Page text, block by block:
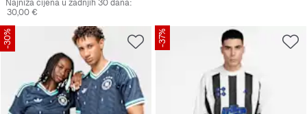
Najniža cijena u zadnjih 30 dana:
30,00 €
-30% -37%